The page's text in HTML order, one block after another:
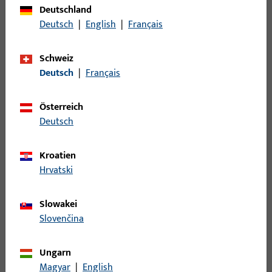
Bruttogewicht
Verpackungseinheit
Mindestbestelleinheit
Anmeldung
Bitte melden Sie sich mit Ihren Kundendaten an um eine
Produktbeschreibung
Deutschland
Deutsch | English | Français
Schweiz
Deutsch | Français
Österreich
Deutsch
Kroatien
Hrvatski
Slowakei
Slovenčina
Ungarn
Magyar | English